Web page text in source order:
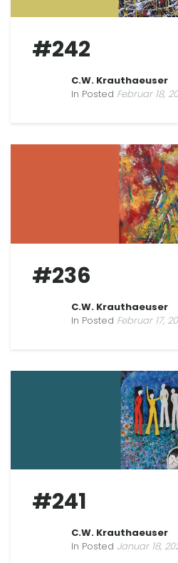
#242
C.W. Krauthaeuser
In Posted Februar 18,
#236
C.W. Krauthaeuser
In Posted Februar 17,
#241
C.W. Krauthaeuser
In Posted Januar 18,